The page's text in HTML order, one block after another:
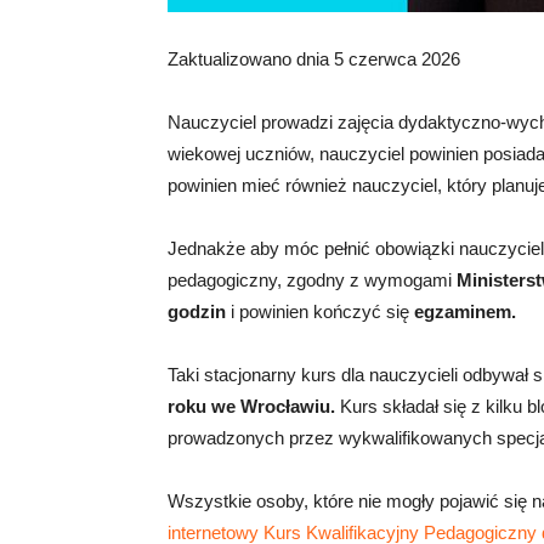
Zaktualizowano dnia 5 czerwca 2026
Nauczyciel prowadzi zajęcia dydaktyczno-
wiekowej uczniów, nauczyciel powinien
powinien mieć również nauczyciel, który
Jednakże aby móc pełnić obowiązki
pedagogiczny, zgodny z wymogami
godzin i powinien kończyć się egzaminem.
Taki stacjonarny kurs dla nauczycieli odbywał
roku we Wrocławiu. Kurs składał się z kilku
prowadzonych przez wykwalifikowanych
Wszystkie osoby, które nie mogły pojawić się
internetowy Kurs Kwalifikacyjny